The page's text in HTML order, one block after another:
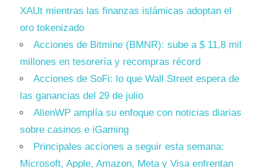
XAUt mientras las finanzas islámicas adoptan el
oro tokenizado
Acciones de Bitmine (BMNR): sube a $ 11,8 mil
millones en tesorería y recompras récord
Acciones de SoFi: lo que Wall Street espera de
las ganancias del 29 de julio
AlienWP amplía su enfoque con noticias diarias
sobre casinos e iGaming
Principales acciones a seguir esta semana:
Microsoft, Apple, Amazon, Meta y Visa enfrentan